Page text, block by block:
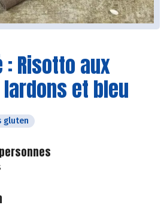
: Risotto aux
et bleu
gluten